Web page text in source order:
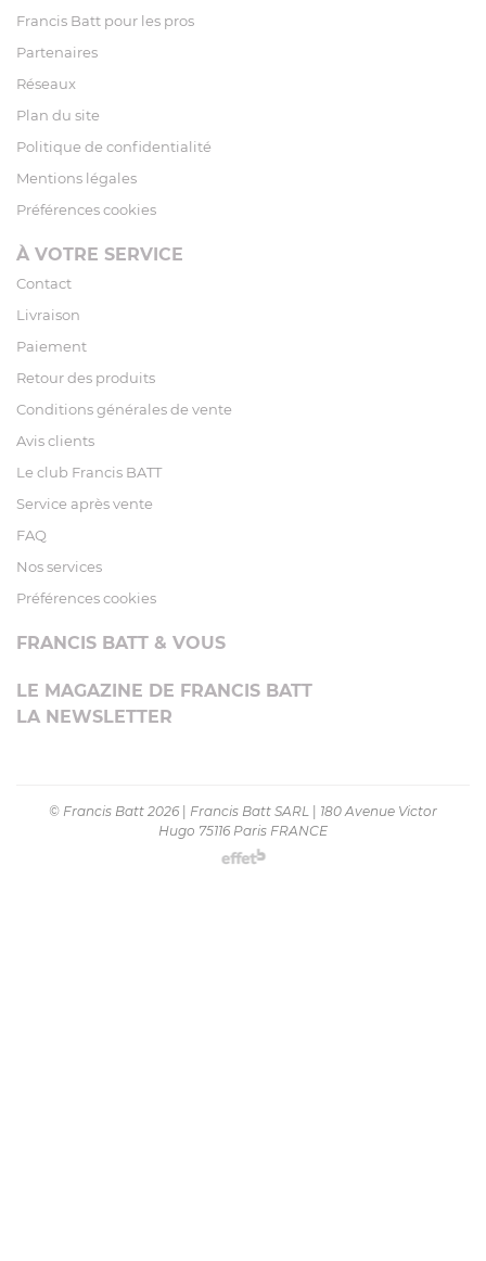
Francis Batt pour les pros
Partenaires
Réseaux
Plan du site
Politique de confidentialité
Mentions légales
Préférences cookies
À VOTRE SERVICE
Contact
Livraison
Paiement
Retour des produits
Conditions générales de vente
Avis clients
Le club Francis BATT
Service après vente
FAQ
Nos services
Préférences cookies
FRANCIS BATT & VOUS
LE MAGAZINE DE FRANCIS BATT
LA NEWSLETTER
© Francis Batt 2026 Francis Batt SARL
180 Avenue Victor
Hugo 75116 Paris FRANCE